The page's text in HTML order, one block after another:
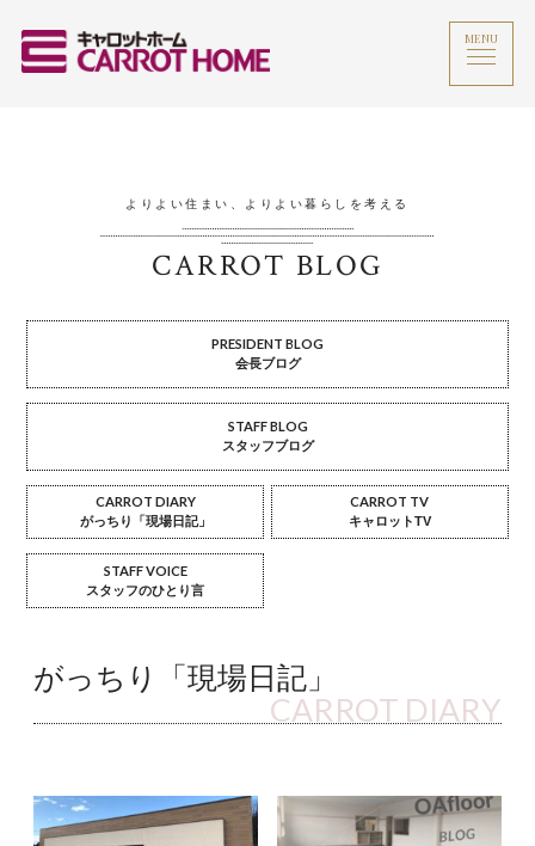
MENU
よりよい住まい、よりよい暮らしを考える
CARROT BLOG
PRESIDENT BLOG
会長ブログ
STAFF BLOG
スタッフブログ
CARROT DIARY
がっちり「現場日記」
CARROT TV
キャロットTV
STAFF VOICE
スタッフのひとり言
がっちり「現場日記」
CARROT DIARY